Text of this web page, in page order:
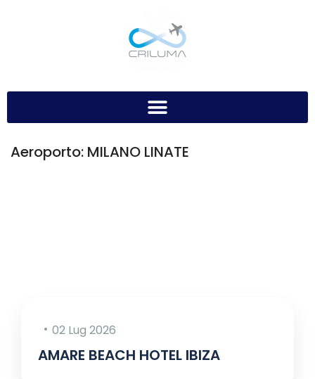
Aeroporto: MILANO LINATE
02 Lug 2026
AMARE BEACH HOTEL IBIZA